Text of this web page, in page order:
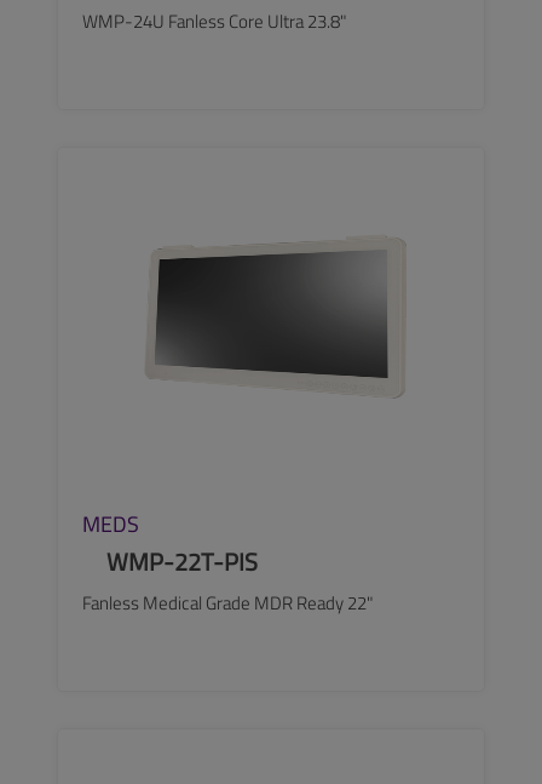
WMP-24U Fanless Core Ultra 23.8"
MEDS
WMP-22T-PIS
Fanless Medical Grade MDR Ready 22"